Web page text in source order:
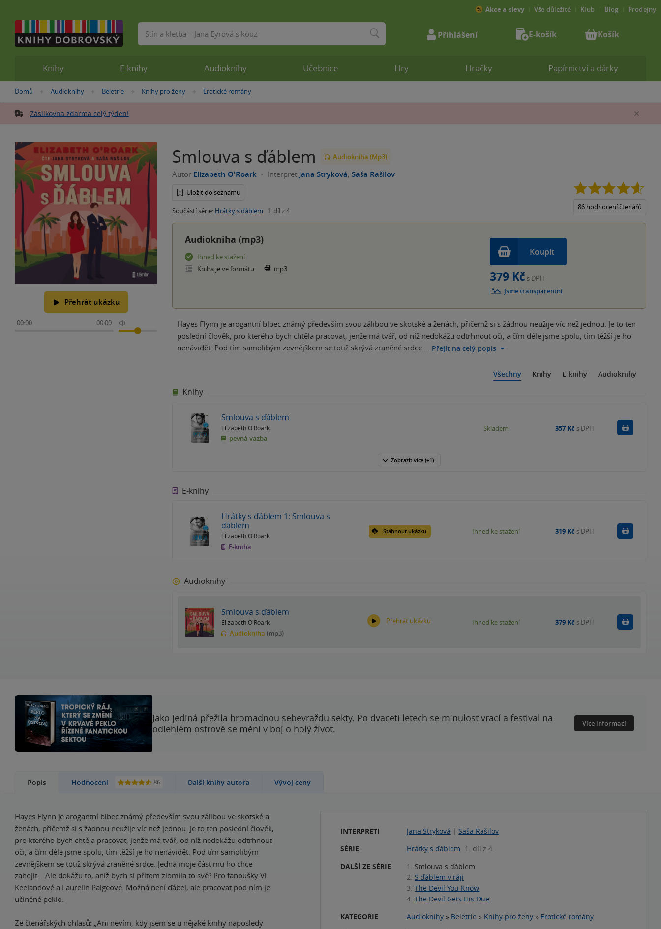
Nacházíte
zde:
Domů »Audioknihy »
Beletrie »
Knihy pro ženy »
Erotické romány
Zásilkovna zdarma celý týden!
Přehrát ukázku
00:00 00:00
Smlouva s ďáblem Audiokniha (Mp3)
Autor Elizabeth O'Roark Interpret Jana Stryková, Saša Rašilov
Uložit do seznamu
Součástí série: Hrátky s ďáblem 1. díl z 4 86 hodnocení čtenářů
Audiokniha (mp3)
Ihned ke stažení
Kniha je ve formátu
mp3
Koupit
379 Kč s DPH
Jsme transparentní
Hayes Flynn je arogantní blbec známý především svou zálibou ve skotské a ženách, přičemž si s žádnou neužije víc než jednou. Je to ten
poslední člověk, pro kterého bych chtěla pracovat, jenže má tvář, od níž nedokážu odtrhnout oči, a čím déle jsme spolu, tím těžší je ho
nenávidět. Pod tím samolibým zevnějškem se totiž skrývá zraněné srdce.… Přejít na celý popis
Všechny Knihy E-knihy Audioknihy
Knihy
Smlouva s ďáblem
Elizabeth O'Roark
pevná vazba
Skladem 357 Kč s DPH
Zobrazit více (+1)
E-knihy
Hrátky s ďáblem 1: Smlouva s
ďáblem
Elizabeth O'Roark
E-kniha
Stáhnout ukázku Ihned ke stažení 319 Kč s DPH Koupit
Audioknihy
Smlouva s ďáblem
Elizabeth O'Roark
Audiokniha (mp3)
Přehrát ukázku Ihned ke stažení 379 Kč s DPH Koupit
Jako jediná přežila hromadnou sebevraždu sekty. Po dvaceti letech se minulost vrací a festival na
odlehlém ostrově se mění v boj o holý život.
Více informací
Popis Hodnocení 86 Další knihy autora Vývoj ceny
Hayes Flynn je arogantní blbec známý především svou zálibou ve skotské a
ženách, přičemž si s žádnou neužije víc než jednou. Je to ten poslední člověk,
pro kterého bych chtěla pracovat, jenže má tvář, od níž nedokážu odtrhnout
oči, a čím déle jsme spolu, tím těžší je ho nenávidět. Pod tím samolibým
zevnějškem se totiž skrývá zraněné srdce. Jedna moje část mu ho chce
zahojit… Ale dokážu to, aniž bych si přitom zlomila to své? Pro fanoušky Vi
Keelandové a Laurelin Paigeové. Možná není ďábel, ale pracovat pod ním je
učiněné peklo.
Ze čtenářských ohlasů: „Ani nevím, kdy jsem se u nějaké knihy naposledy
INTERPRETI Jana Stryková | Saša Rašilov
SÉRIE
Hrátky s ďáblem 1. díl z 4
DALŠÍ ZE SÉRIE
1. Smlouva s ďáblem
2. S ďáblem v ráji
3. The Devil You Know
4. The Devil Gets His Due
KATEGORIE
Audioknihy » Beletrie » Knihy pro ženy » Erotické romány
Knihy E-knihy Audioknihy Učebnice Hry Hračky Papírnictví a dárky
Akce a slevy Vše důležité Klub Blog Prodejny
Vyhledávání Přihlášení E-košík Košík